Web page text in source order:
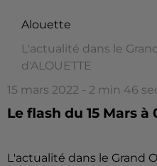
Alouette
L'actualité dans le
d'ALOUETTE
15 mars 2022 - 2 min 46
Le flash du 15 Mars à
L'actualité dans le Grand